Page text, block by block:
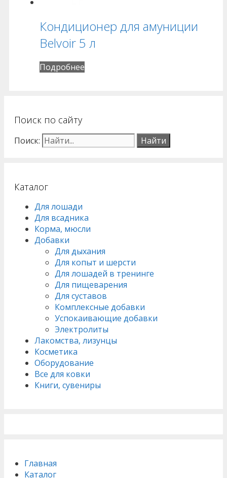
Кондиционер для амуниции
Belvoir 5 л
Подробнее
Поиск по сайту
Поиск:
Каталог
Для лошади
Для всадника
Корма, мюсли
Добавки
Для дыхания
Для копыт и шерсти
Для лошадей в тренинге
Для пищеварения
Для суставов
Комплексные добавки
Успокаивающие добавки
Электролиты
Лакомства, лизунцы
Косметика
Оборудование
Все для ковки
Книги, сувениры
Главная
Каталог